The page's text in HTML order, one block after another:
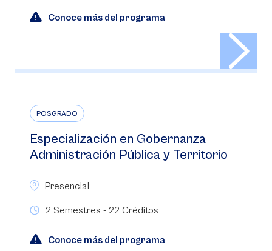
Conoce más del programa
POSGRADO
Especialización en Gobernanza
Administración Pública y Territorio
Presencial
2 Semestres - 22 Créditos
Conoce más del programa